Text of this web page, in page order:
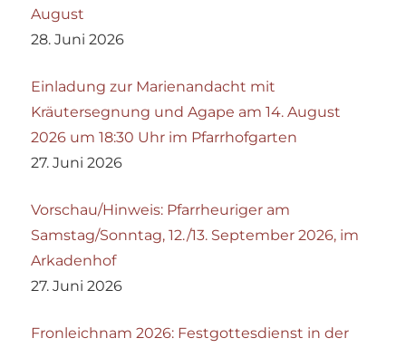
August
28. Juni 2026
Einladung zur Marienandacht mit
Kräutersegnung und Agape am 14. August
2026 um 18:30 Uhr im Pfarrhofgarten
27. Juni 2026
Vorschau/Hinweis: Pfarrheuriger am
Samstag/Sonntag, 12./13. September 2026, im
Arkadenhof
27. Juni 2026
Fronleichnam 2026: Festgottesdienst in der